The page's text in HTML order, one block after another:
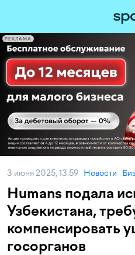
РЕКЛАМА
3 июня 2025, 13:59 Новости
Humans подала
Узбекистана,
компенсировать
госорганов